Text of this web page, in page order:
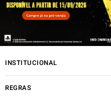
INSTITUCIONAL
REGRAS